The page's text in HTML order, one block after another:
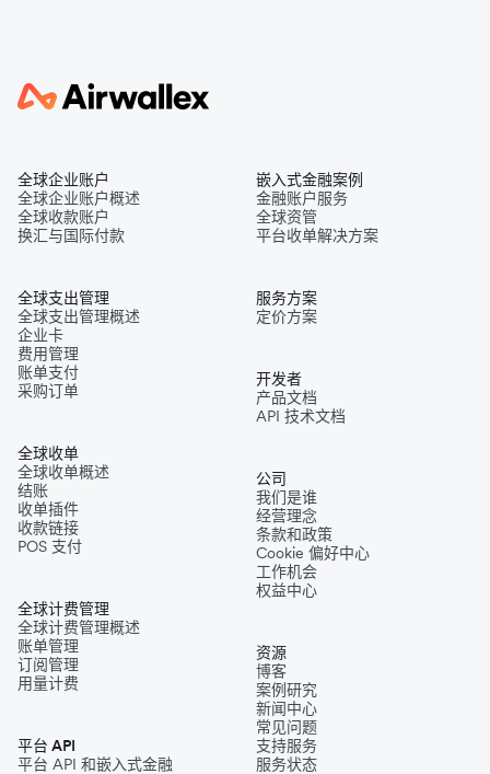
全球企业账户
全球企业账户概述
全球收款账户
换汇与国际付款
全球支出管理
全球支出管理概述
企业卡
费用管理
账单支付
采购订单
全球收单
全球收单概述
结账
收单插件
收款链接
POS 支付
全球计费管理
全球计费管理概述
账单管理
订阅管理
用量计费
平台 API
平台 API 和嵌入式金融
嵌入式金融案例
金融账户服务
全球资管
平台收单解决方案
服务方案
定价方案
开发者
产品文档
API 技术文档
公司
我们是谁
经营理念
条款和政策
Cookie 偏好中心
工作机会
权益中心
资源
博客
案例研究
新闻中心
常见问题
支持服务
服务状态